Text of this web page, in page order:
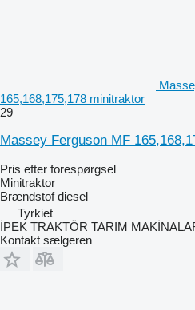
165,168,175,178 minitraktor
29
Massey Ferguson MF
Pris efter forespørgsel
Minitraktor
Brændstof diesel
Tyrkiet
İPEK TRAKTÖR TARIM
Kontakt sælgeren